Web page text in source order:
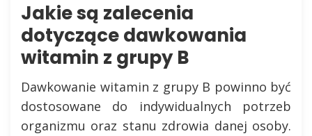
Jakie są zalecenia
dotyczące dawkowania
witamin z grupy B
Dawkowanie witamin z grupy B powinno być
dostosowane do indywidualnych potrzeb
organizmu oraz stanu zdrowia danej osoby.